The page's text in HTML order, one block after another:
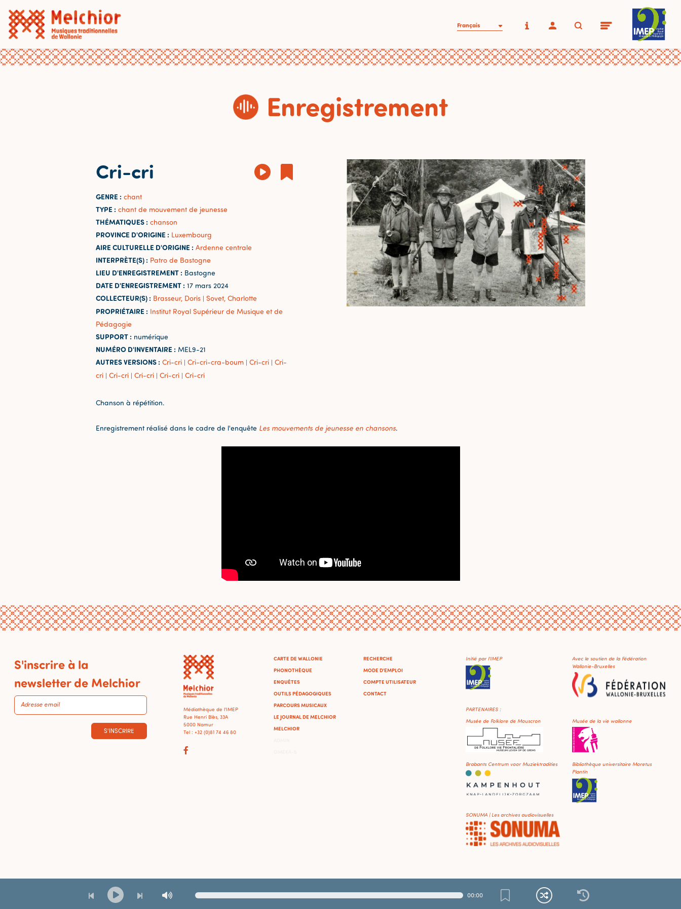
Français
Enregistrement
Cri-cri
GENRE : chant
TYPE : chant de mouvement de jeunesse
THÉMATIQUES : chanson
PROVINCE D'ORIGINE : Luxembourg
AIRE CULTURELLE D'ORIGINE : Ardenne centrale
INTERPRÈTE(S) : Patro de Bastogne
LIEU D'ENREGISTREMENT : Bastogne
DATE D'ENREGISTREMENT : 17 mars 2024
COLLECTEUR(S) : Brasseur, Doris | Sovet, Charlotte
PROPRIÉTAIRE : Institut Royal Supérieur de Musique et de
Pédagogie
SUPPORT : numérique
NUMÉRO D'INVENTAIRE : MEL9-21
AUTRES VERSIONS : Cri-cri | Cri-cri-cra-boum | Cri-cri | Cri-
cri | Cri-cri | Cri-cri | Cri-cri | Cri-cri
Chanson à répétition.
Enregistrement réalisé dans le cadre de l'enquête Les mouvements de jeunesse en chansons.
S'inscrire à la
newsletter de Melchior
S'INSCRIRE
Médiathèque de l'IMEP
Rue Henri Blès, 33A
5000 Namur
Tel : +32 (0)81 74 46 80
CARTE DE WALLONIE
PHONOTHÈQUE
ENQUÊTES
OUTILS PÉDAGOGIQUES
PARCOURS MUSICAUX
LE JOURNAL DE MELCHIOR
MELCHIOR
RECHERCHE
MODE D'EMPLOI
COMPTE UTILISATEUR
CONTACT
Initié par l'IMEP
Avec le soutien de la Fédération
Wallonie-Bruxelles
PARTENAIRES :
Musée de Folklore de Mouscron
Musée de la vie wallonne
Brabants Centrum voor Muziektradities
Bibliothèque universitaire Moretus
Plantin
SONUMA | Les archives audiovisuelles
00:00